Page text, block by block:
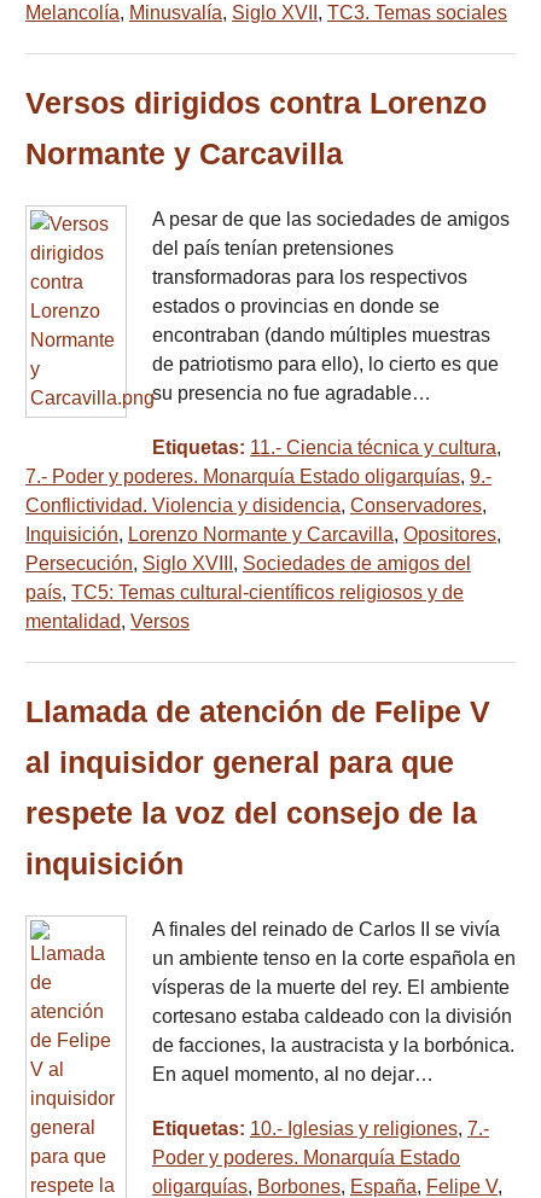
Melancolía, Minusvalía, Siglo XVII , TC3. Temas sociales
Versos dirigidos contra Lorenzo
Normante y Carcavilla
A pesar de que las sociedades de amigos
del país tenían pretensiones
transformadoras para los respectivos
estados o provincias en donde se
encontraban (dando múltiples muestras
de patriotismo para ello), lo cierto es que
su presencia no fue agradable…
Etiquetas: 11.- Ciencia técnica y cultura,
7.- Poder y poderes. Monarquía Estado oligarquías, 9.-
Conflictividad. Violencia y disidencia, Conservadores,
Inquisición, Lorenzo Normante y Carcavilla, Opositores,
Persecución, Siglo XVIII , Sociedades de amigos del
país, TC5: Temas cultural-científicos religiosos y de
mentalidad, Versos
Llamada de atención de Felipe V
al inquisidor general para que
respete la voz del consejo de la
inquisición
A finales del reinado de Carlos II se vivía
un ambiente tenso en la corte española en
vísperas de la muerte del rey. El ambiente
cortesano estaba caldeado con la división
de facciones, la austracista y la borbónica.
En aquel momento, al no dejar…
Etiquetas: 10.- Iglesias y religiones, 7.-
Poder y poderes. Monarquía Estado
oligarquías, Borbones, España, Felipe V,